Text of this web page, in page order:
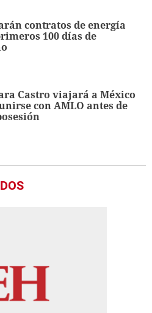
contratos de energía
100 días de
Castro viajará a México
con AMLO antes de